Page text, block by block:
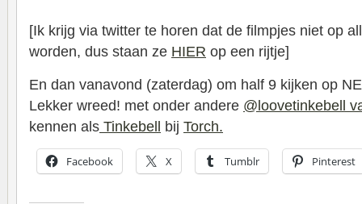
[Ik krijg via twitter te horen dat de filmpjes niet op
worden, dus staan ze HIER op een rijtje]
En dan vanavond (zaterdag) om half 9 kijken op
Lekker wreed! met onder andere @loovetinkebell
kennen als Tinkebell bij Torch.
Facebook X Tumblr Pinterest